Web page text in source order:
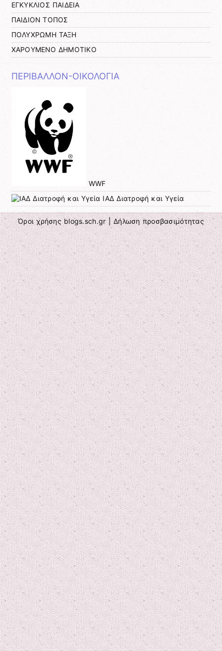
ΕΓΚΥΚΛΙΟΣ ΠΑΙΔΕΙΑ
ΠΑΙΔΙΟΝ ΤΟΠΟΣ
ΠΟΛΥΧΡΩΜΗ ΤΑΞΗ
ΧΑΡΟΥΜΕΝΟ ΔΗΜΟΤΙΚΟ
ΠΕΡΙΒΑΛΛΟΝ-ΟΙΚΟΛΟΓΙΑ
WWF
ΙΑΔ Διατροφή και Υγεία
Όροι χρήσης blogs.sch.gr |Δήλωση προσβασιμότητας